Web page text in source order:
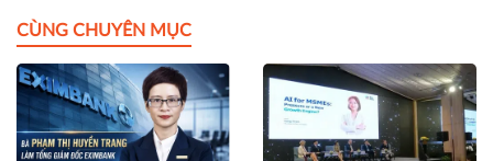
Gửi bình luận